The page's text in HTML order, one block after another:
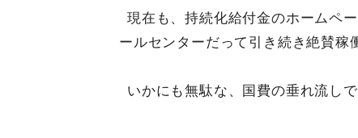
現在も、持続化給付金のホームペ
ールセンターだって引き続き絶賛稼
いかにも無駄な、国費の垂れ流し